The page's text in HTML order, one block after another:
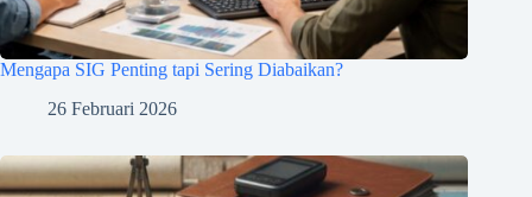
Mengapa SIG Penting tapi Sering Diabaikan?
26 Februari 2026